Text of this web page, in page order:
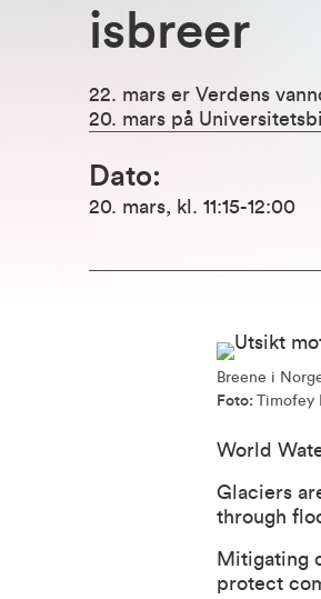
isbreer
22. mars er Verdens
20. mars på
Dato:
20. mars, kl. 11:15-12:00
Breene i
Foto:
World
Glaciers
through
Mitigating
protect